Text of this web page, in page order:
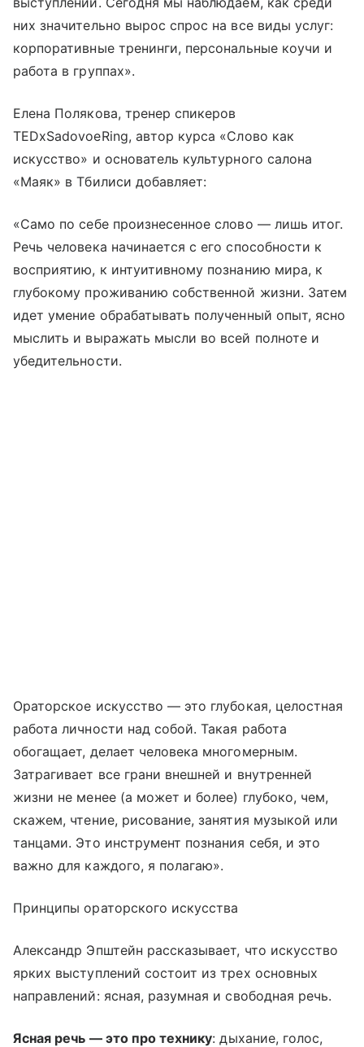
них значительно вырос спрос на все виды услуг:
корпоративные тренинги, персональные коучи и
работа в группах».
Елена Полякова, тренер спикеров
TEDxSadovoeRing, автор курса «Слово как
искусство» и основатель культурного салона
«Маяк» в Тбилиси добавляет:
«Само по себе произнесенное слово — лишь итог.
Речь человека начинается с его способности к
восприятию, к интуитивному познанию мира, к
глубокому проживанию собственной жизни. Затем
идет умение обрабатывать полученный опыт, ясно
мыслить и выражать мысли во всей полноте и
убедительности.
Ораторское искусство — это глубокая, целостная
работа личности над собой. Такая работа
обогащает, делает человека многомерным.
Затрагивает все грани внешней и внутренней
жизни не менее (а может и более) глубоко, чем,
скажем, чтение, рисование, занятия музыкой или
танцами. Это инструмент познания себя, и это
важно для каждого, я полагаю».
Принципы ораторского искусства
Александр Эпштейн рассказывает, что искусство
ярких выступлений состоит из трех основных
направлений: ясная, разумная и свободная речь.
Ясная речь — это про технику: дыхание, голос,